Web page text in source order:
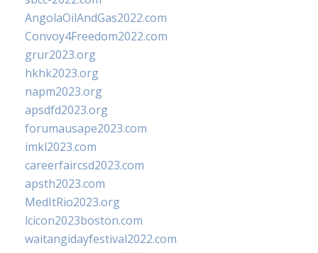
AngolaOilAndGas2022.com
Convoy4Freedom2022.com
grur2023.org
hkhk2023.org
napm2023.org
apsdfd2023.org
forumausape2023.com
imkl2023.com
careerfaircsd2023.com
apsth2023.com
MedItRio2023.org
lcicon2023boston.com
waitangidayfestival2022.com